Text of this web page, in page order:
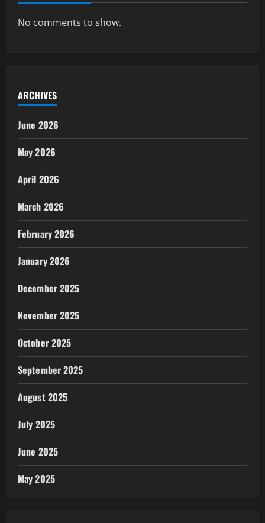
No comments to show.
ARCHIVES
June 2026
May 2026
April 2026
March 2026
February 2026
January 2026
December 2025
November 2025
October 2025
September 2025
August 2025
July 2025
June 2025
May 2025